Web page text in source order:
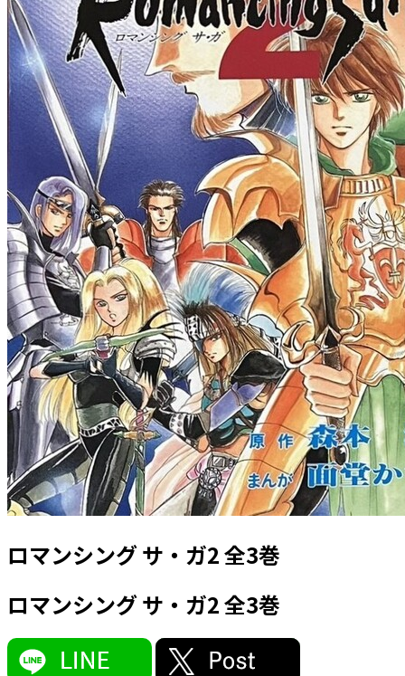
ロマンシング サ・ガ2 全3巻
ロマンシング サ・ガ2 全3巻